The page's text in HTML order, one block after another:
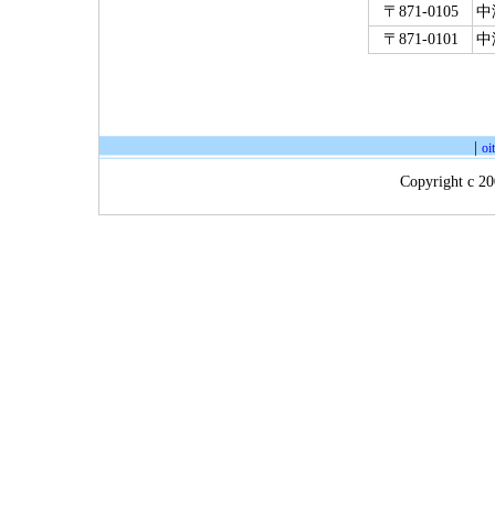
〒871-0105
中
〒871-0101
中
Copyright c